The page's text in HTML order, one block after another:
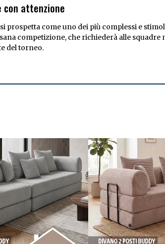
con attenzione
prospetta come uno dei più complessi e
competizione, che richiederà alle
del torneo.